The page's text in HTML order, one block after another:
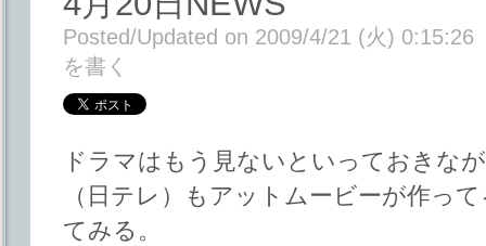
Posted/Updated on 2009/4/21 (火) 0:15:26
を書く
ドラマはもう見ないといっておきな
（日テレ）もアットムービーが作っ
てみる。